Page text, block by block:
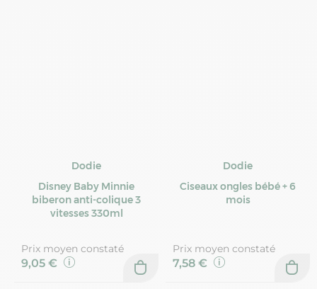
Dodie
Disney Baby Minnie
biberon anti-colique 3
vitesses 330ml
Prix moyen constaté
9,05 €
Dodie
Ciseaux ongles bébé + 6
mois
Prix moyen constaté
7,58 €